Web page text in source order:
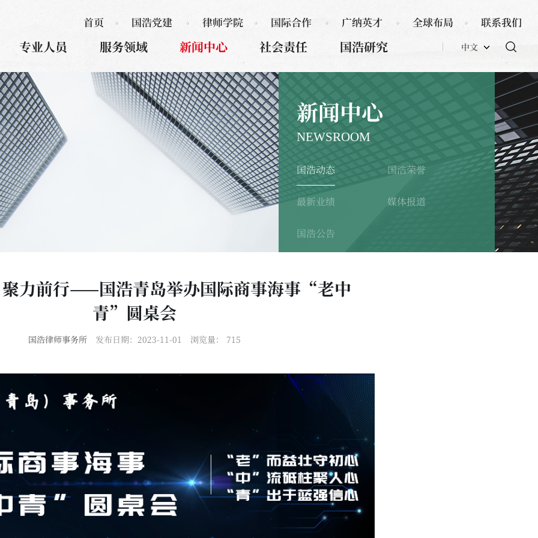
专业人员 服务领域 新闻中心 社会责任 国浩研究 中文
首页 国浩党建 律师学院 国际合作 广纳英才 全球布局 联系我们
新闻中心
NEWSROOM
国浩动态 国浩荣誉
最新业绩 媒体报道
国浩公告
力前行——国浩青岛举办国际商事海事“老中
青”圆桌会
国浩律师事务所 发布日期：2023-11-01 浏览量： 715